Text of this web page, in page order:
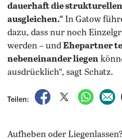
dauerhaft die
ausgleichen.“ In Gatow
dazu, dass nur noch
werden – und Ehepartner
nebeneinander liegen
ausdrücklich“, sagt Schatz.
Teilen:
auf Facebook teilen
auf X teilen
per
Aufheben oder